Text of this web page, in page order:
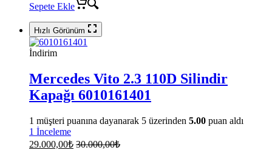
Sepete Ekle
Hızlı Görünüm
İndirim
Mercedes Vito 2.3 110D Silindir
Kapağı 6010161401
1 müşteri puanına dayanarak 5 üzerinden 5.00 puan aldı
1 İnceleme
29.000,00₺ 30.000,00₺